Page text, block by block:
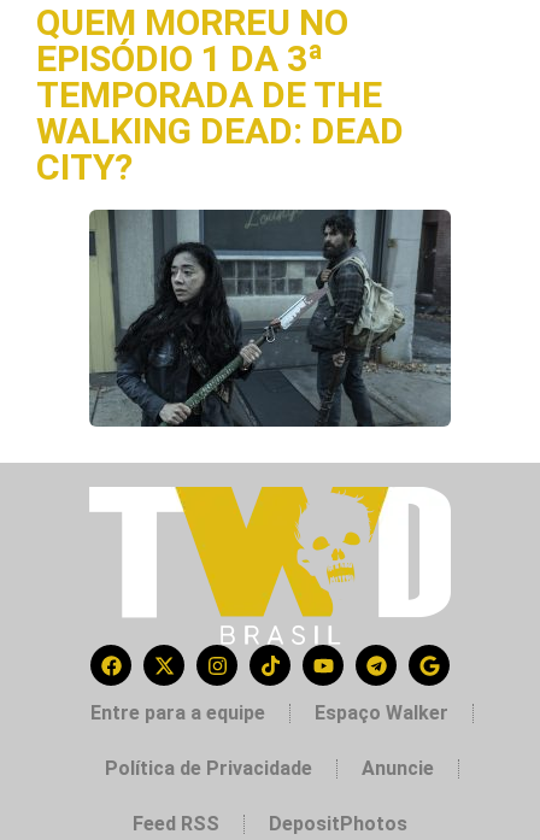
QUEM MORREU NO
EPISÓDIO 1 DA 3ª
TEMPORADA DE THE
WALKING DEAD: DEAD
CITY?
Entre para a equipe Espaço Walker
Política de Privacidade Anuncie
Feed RSS DepositPhotos